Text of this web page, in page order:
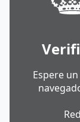
Espere